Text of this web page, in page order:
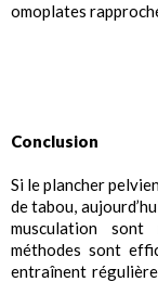
omoplates
Conclusion
Si le plancher
de tabou,
musculation sont
méthodes sont
entraînent